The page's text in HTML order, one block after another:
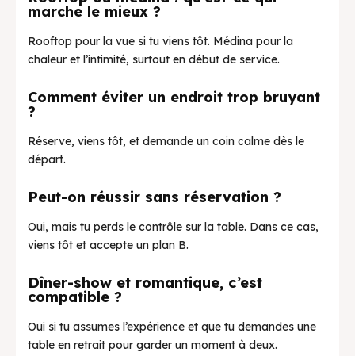
marche le mieux ?
Rooftop pour la vue si tu viens tôt. Médina pour la
chaleur et l’intimité, surtout en début de service.
Comment éviter un endroit trop bruyant
?
Réserve, viens tôt, et demande un coin calme dès le
départ.
Peut-on réussir sans réservation ?
Oui, mais tu perds le contrôle sur la table. Dans ce cas,
viens tôt et accepte un plan B.
Dîner-show et romantique, c’est
compatible ?
Oui si tu assumes l’expérience et que tu demandes une
table en retrait pour garder un moment à deux.